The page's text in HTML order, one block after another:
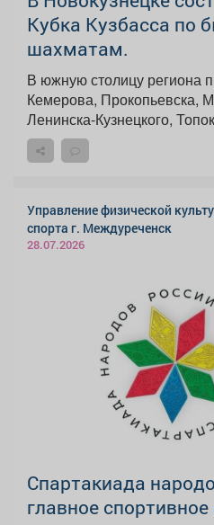
Кубка Кузбасса по
шахматам.
В южную столицу региона
Кемерова, Прокопьевска,
Ленинска-Кузнецкого,
Управление физической
спорта г. Междуреченск
28.07.2026
Спартакиада
главное